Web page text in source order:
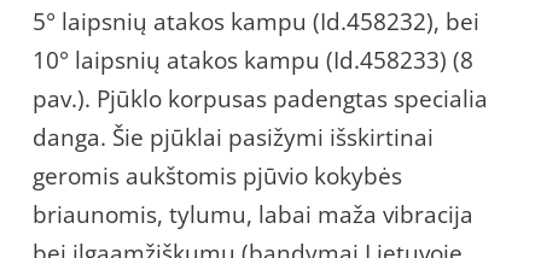
5° laipsnių atakos kampu (Id.458232), bei
10° laipsnių atakos kampu (Id.458233) (8
pav.). Pjūklo korpusas padengtas specialia
danga. Šie pjūklai pasižymi išskirtinai
geromis aukštomis pjūvio kokybės
briaunomis, tylumu, labai maža vibracija